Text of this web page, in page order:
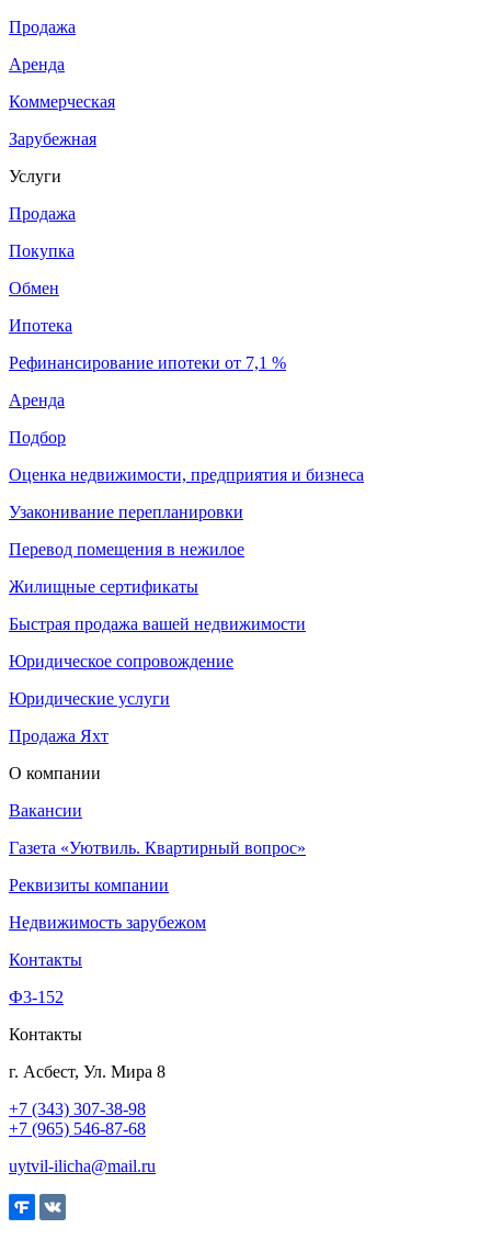
Продажа
Аренда
Коммерческая
Зарубежная
Услуги
Продажа
Покупка
Обмен
Ипотека
Рефинансирование ипотеки от 7,1 %
Аренда
Подбор
Оценка недвижимости, предприятия и бизнеса
Узаконивание перепланировки
Перевод помещения в нежилое
Жилищные сертификаты
Быстрая продажа вашей недвижимости
Юридическое сопровождение
Юридические услуги
Продажа Яхт
О компании
Вакансии
Газета «Уютвиль. Квартирный вопрос»
Реквизиты компании
Недвижимость зарубежом
Контакты
Ф3-152
Контакты
г. Асбест, Ул. Мира 8
+7 (343) 307-38-98
+7 (965) 546-87-68
uytvil-ilicha@mail.ru